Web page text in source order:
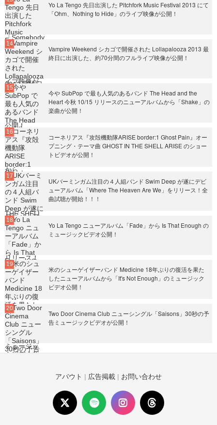
Yo La Tengo 先日出演した Pitchfork Music Festival 2013 にて
「Ohm、Nothing to Hide」のライブ映像が公開！
Vampire Weekend シカゴで開催された Lollapalooza 2013 最
終日に出演した、約70分間のフルライブ映像が公開！
今や SubPop で最も人気のあるバンド The Head and the
Heart 今秋 10/15 リリースのニューアルバムから「Shake」の
楽曲が公開！
コーネリアス『攻殻機動隊ARISE border:1 Ghost Pain』オー
プニング・テーマ曲 GHOST IN THE SHELL ARISE のショー
トビデオが公開！
UKバーミンガム注目の４人組バンド Swim Deep が遂にデビ
ューアルバム「Where The Heaven Are We」をリリース！全
曲試聴が開始！！！
Yo La Tengo ニューアルバム「Fade」から Is That Enough の
ミュージックビデオ公開！
米のシューゲイザーバンド Medicine 18年ぶりの復活を果た
したニューアルバムから「It's Not Enough」のミュージック
ビデオ公開！
Two Door Cinema Club ニューシングル「Saisons」30秒の予
告ミュージックビデオが公開！
アバウト | 広告掲載 | お問い合わせ